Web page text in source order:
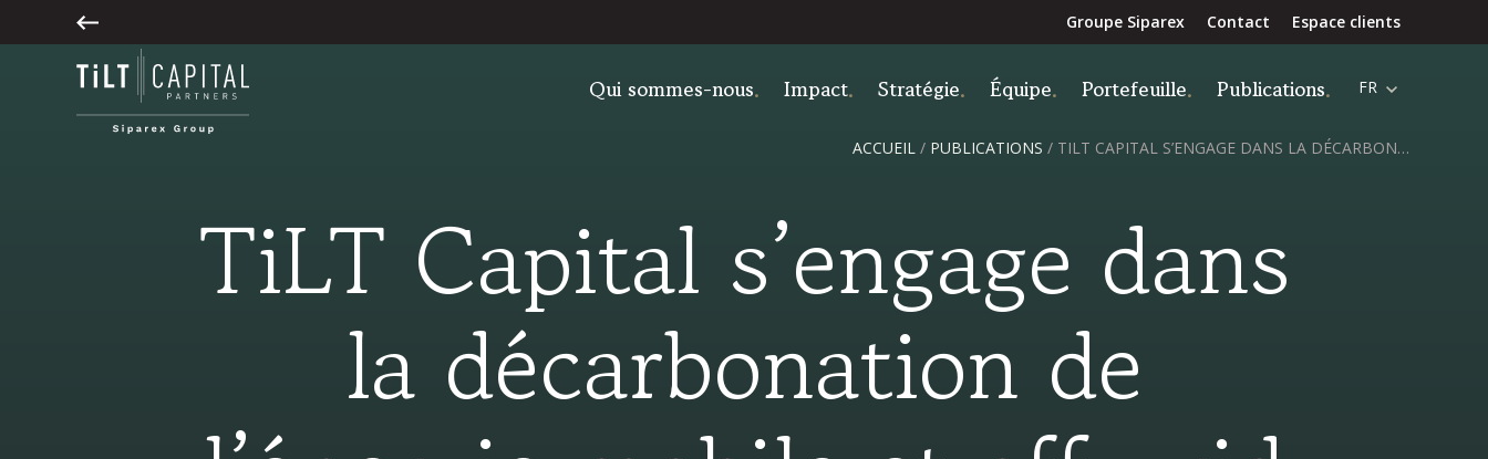
Groupe Siparex Contact Espace clients
Qui sommes-nous Impact Stratégie Équipe Portefeuille Publications FR
ACCUEIL / PUBLICATIONS / TILT CAPITAL S’ENGAGE DANS LA DÉCARBONATION DE L’ÉNERGIE MOBILE ET OFF-GRID EN INVESTISSANT 15 M€ DANS L’ENTREPRISE ESPAGNOLE SPÉCIALISÉE NOMAD SOLAR ENERGY
TiLT Capital s’engage dans
la décarbonation de